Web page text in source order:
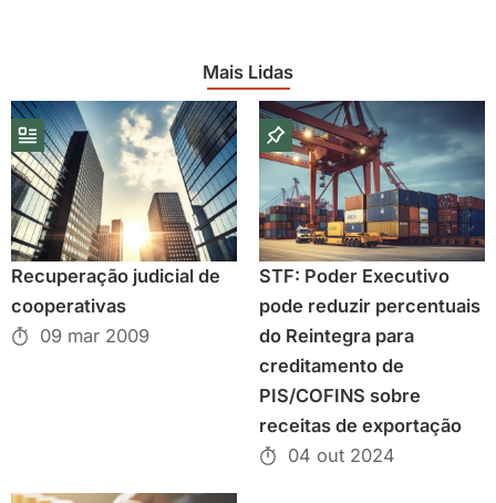
Mais Lidas
Recuperação judicial de
cooperativas
09 mar 2009
STF: Poder Executivo
pode reduzir percentuais
do Reintegra para
creditamento de
PIS/COFINS sobre
receitas de exportação
04 out 2024